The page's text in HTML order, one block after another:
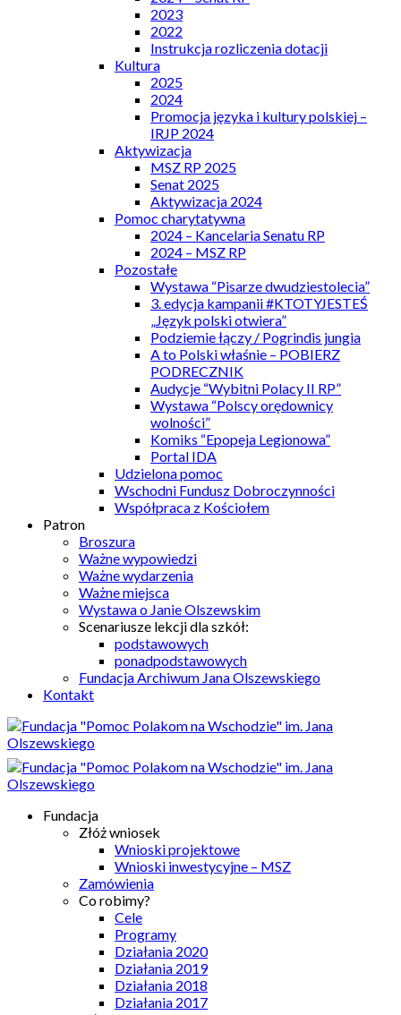
2023
2022
Instrukcja rozliczenia dotacji
Kultura
2025
2024
Promocja języka i kultury polskiej –
IRJP 2024
Aktywizacja
MSZ RP 2025
Senat 2025
Aktywizacja 2024
Pomoc charytatywna
2024 – Kancelaria Senatu RP
2024 – MSZ RP
Pozostałe
Wystawa “Pisarze dwudziestolecia”
3. edycja kampanii #KTOTYJESTEŚ
„Język polski otwiera”
Podziemie łączy / Pogrindis jungia
A to Polski właśnie – POBIERZ
PODRECZNIK
Audycje “Wybitni Polacy II RP”
Wystawa “Polscy orędownicy
wolności”
Komiks “Epopeja Legionowa”
Portal IDA
Udzielona pomoc
Wschodni Fundusz Dobroczynności
Współpraca z Kościołem
Patron
Broszura
Ważne wypowiedzi
Ważne wydarzenia
Ważne miejsca
Wystawa o Janie Olszewskim
Scenariusze lekcji dla szkół:
podstawowych
ponadpodstawowych
Fundacja Archiwum Jana Olszewskiego
Kontakt
Fundacja
Złóż wniosek
Wnioski projektowe
Wnioski inwestycyjne – MSZ
Zamówienia
Co robimy?
Cele
Programy
Działania 2020
Działania 2019
Działania 2018
Działania 2017